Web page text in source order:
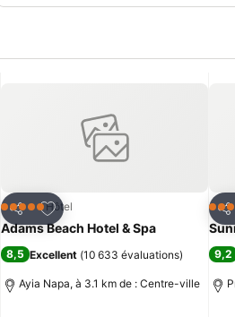
Partager
Ajouter à mes favoris
5 Étoiles Hôtel
Adams Beach Hotel & Spa
8,5 Excellent (10 633 évaluations)
Ayia Napa, à 3.1 km de : Centre-ville
5
9,2